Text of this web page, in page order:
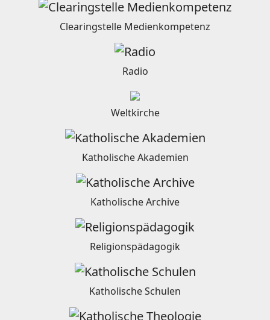
Clearingstelle Medienkompetenz
Radio
Weltkirche
Katholische Akademien
Katholische Archive
Religionspädagogik
Katholische Schulen